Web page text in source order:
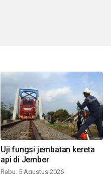
Uji fungsi jembatan kereta
api di Jember
Rabu, 5 Agustus 2026